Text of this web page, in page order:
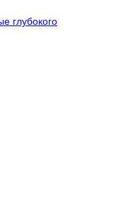
глубокого